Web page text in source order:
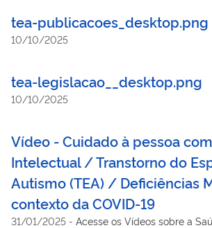
tea-publicacoes_desktop.png
10/10/2025
tea-legislacao__desktop.png
10/10/2025
Vídeo - Cuidado à pessoa
Intelectual / Transtorno do
Autismo (TEA) / Deficiências
contexto da COVID-19
31/01/2025 - Acesse os Vídeos sobre a